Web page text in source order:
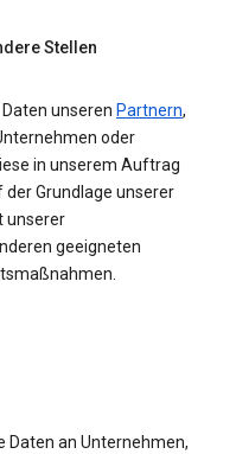
Stellen
unseren Partnern,
oder
in unserem Auftrag
Grundlage unserer
unserer
geeigneten
Daten an Unternehmen,